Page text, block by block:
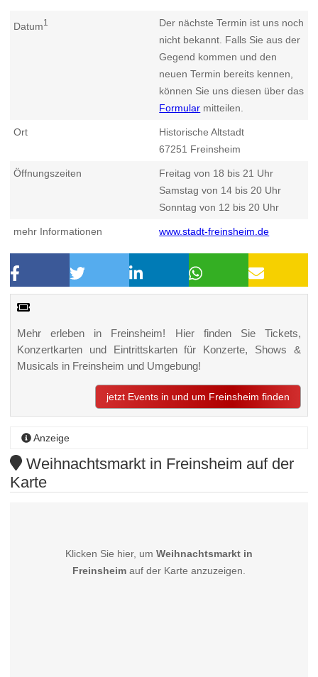
Datum1
Der nächste Termin ist uns noch
nicht bekannt. Falls Sie aus der
Gegend kommen und den
neuen Termin bereits kennen,
können Sie uns diesen über das
Formular mitteilen.
Ort
Historische Altstadt
67251 Freinsheim
Öffnungszeiten
Freitag von 18 bis 21 Uhr
Samstag von 14 bis 20 Uhr
Sonntag von 12 bis 20 Uhr
mehr Informationen www.stadt-freinsheim.de
Mehr erleben in Freinsheim! Hier finden Sie Tickets,
Konzertkarten und Eintrittskarten für Konzerte, Shows &
Musicals in Freinsheim und Umgebung!
jetzt Events in und um Freinsheim finden
Anzeige
Weihnachtsmarkt in Freinsheim auf der
Karte
Klicken Sie hier, um Weihnachtsmarkt in
Freinsheimauf der Karte anzuzeigen.